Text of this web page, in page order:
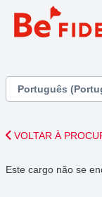
VOLTAR À
Este cargo não se